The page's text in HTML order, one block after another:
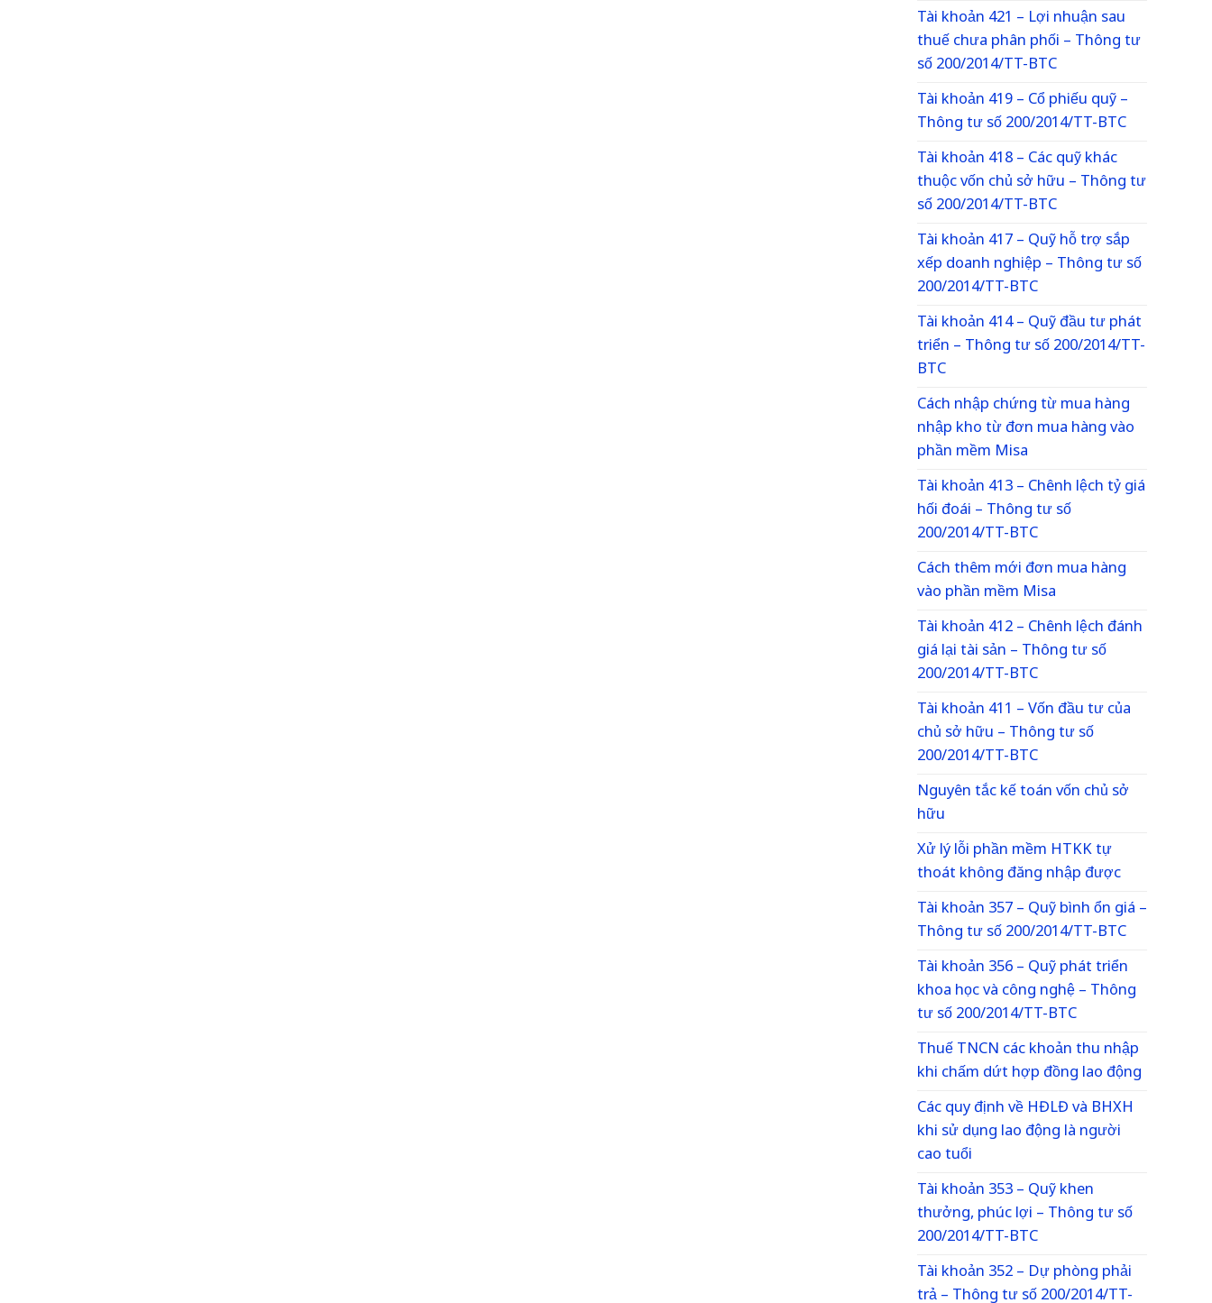
Tài khoản 421 – Lợi nhuận sau
thuế chưa phân phối – Thông tư
số 200/2014/TT-BTC
Tài khoản 419 – Cổ phiếu quỹ –
Thông tư số 200/2014/TT-BTC
Tài khoản 418 – Các quỹ khác
thuộc vốn chủ sở hữu – Thông tư
số 200/2014/TT-BTC
Tài khoản 417 – Quỹ hỗ trợ sắp
xếp doanh nghiệp – Thông tư số
200/2014/TT-BTC
Tài khoản 414 – Quỹ đầu tư phát
triển – Thông tư số 200/2014/TT-
BTC
Cách nhập chứng từ mua hàng
nhập kho từ đơn mua hàng vào
phần mềm Misa
Tài khoản 413 – Chênh lệch tỷ giá
hối đoái – Thông tư số
200/2014/TT-BTC
Cách thêm mới đơn mua hàng
vào phần mềm Misa
Tài khoản 412 – Chênh lệch đánh
giá lại tài sản – Thông tư số
200/2014/TT-BTC
Tài khoản 411 – Vốn đầu tư của
chủ sở hữu – Thông tư số
200/2014/TT-BTC
Nguyên tắc kế toán vốn chủ sở
hữu
Xử lý lỗi phần mềm HTKK tự
thoát không đăng nhập được
Tài khoản 357 – Quỹ bình ổn giá –
Thông tư số 200/2014/TT-BTC
Tài khoản 356 – Quỹ phát triển
khoa học và công nghệ – Thông
tư số 200/2014/TT-BTC
Thuế TNCN các khoản thu nhập
khi chấm dứt hợp đồng lao động
Các quy định về HĐLĐ và BHXH
khi sử dụng lao động là người
cao tuổi
Tài khoản 353 – Quỹ khen
thưởng, phúc lợi – Thông tư số
200/2014/TT-BTC
Tài khoản 352 – Dự phòng phải
trả – Thông tư số 200/2014/TT-